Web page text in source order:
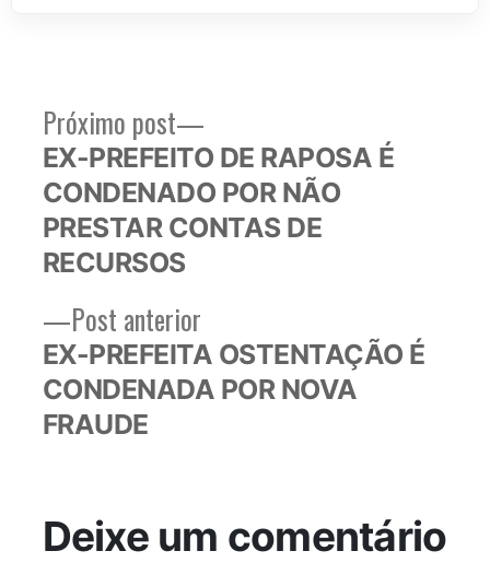
Navegação
de
Post
Post anteriorPost
anterior:
EX-PREFEITA OSTENTAÇÃO É
CONDENADA POR NOVA
FRAUDE
Próximo post
Próximo
post:
EX-PREFEITO DE RAPOSA É
CONDENADO POR NÃO
PRESTAR CONTAS DE
RECURSOS
Deixe um comentário